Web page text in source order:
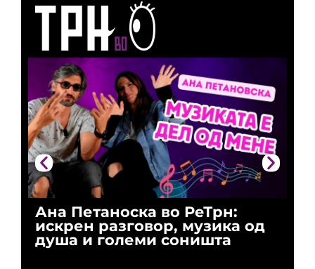
Ана Петаноска во РеТрн:
искрен разговор, музика од
душа и големи соништа